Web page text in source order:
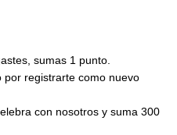
sumas 1 punto.
por registrarte como nuevo
con nosotros y suma 300